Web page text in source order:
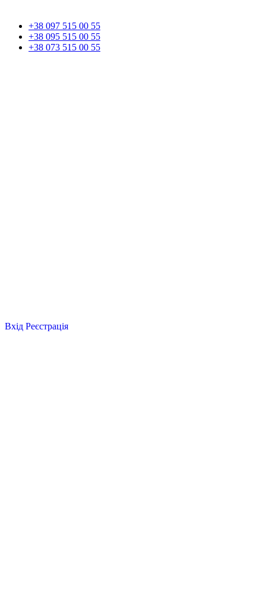
+38 097 515 00 55
+38 095 515 00 55
+38 073 515 00 55
Вхід Реєстрація